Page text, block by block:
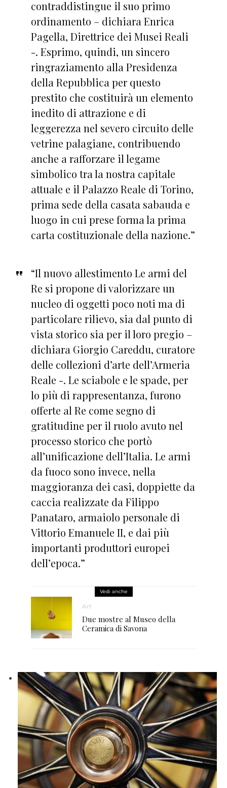
contraddistingue il suo primo
ordinamento – dichiara Enrica
Pagella, Direttrice dei Musei Reali
-. Esprimo, quindi, un sincero
ringraziamento alla Presidenza
della Repubblica per questo
prestito che costituirà un elemento
inedito di attrazione e di
leggerezza nel severo circuito delle
vetrine palagiane, contribuendo
anche a rafforzare il legame
simbolico tra la nostra capitale
attuale e il Palazzo Reale di Torino,
prima sede della casata sabauda e
luogo in cui prese forma la prima
carta costituzionale della nazione.”
“Il nuovo allestimento Le armi del
Re si propone di valorizzare un
nucleo di oggetti poco noti ma di
particolare rilievo, sia dal punto di
vista storico sia per il loro pregio –
dichiara Giorgio Careddu, curatore
delle collezioni d’arte dell’Armeria
Reale -. Le sciabole e le spade, per
lo più di rappresentanza, furono
offerte al Re come segno di
gratitudine per il ruolo avuto nel
processo storico che portò
all’unificazione dell’Italia. Le armi
da fuoco sono invece, nella
maggioranza dei casi, doppiette da
caccia realizzate da Filippo
Panataro, armaiolo personale di
Vittorio Emanuele II, e dai più
importanti produttori europei
dell’epoca.”
Vedi anche
Art
Due mostre al Museo della
Ceramica di Savona